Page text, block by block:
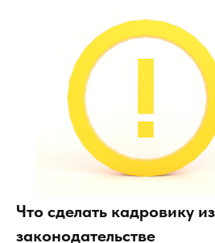
Что сделать кадровику
законодательстве